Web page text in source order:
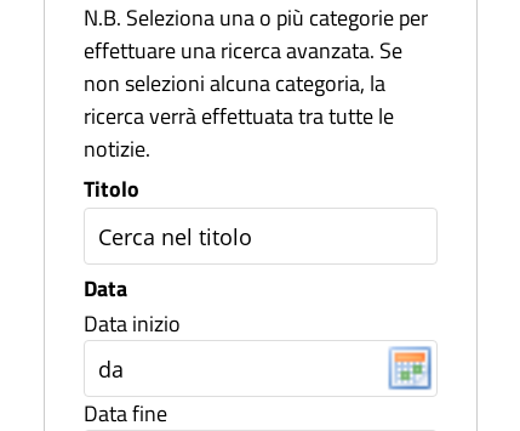
N.B. Seleziona una o più categorie per
effettuare una ricerca avanzata. Se
non selezioni alcuna categoria, la
ricerca verrà effettuata tra tutte le
notizie.
Titolo
Data
Data inizio
Data fine